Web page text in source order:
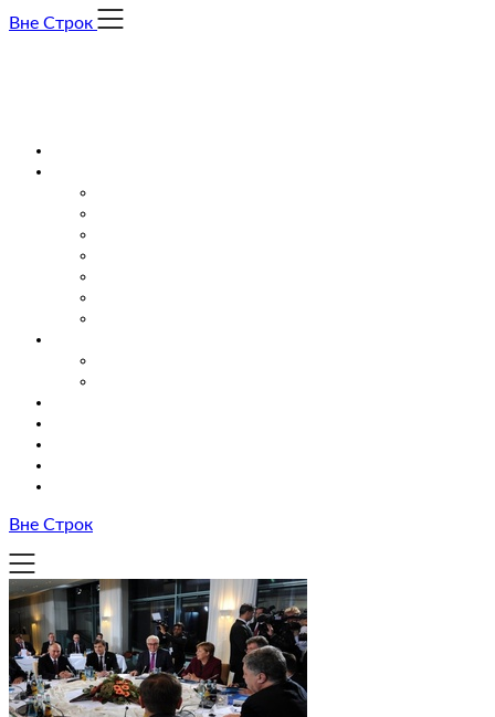
Skip
Вне Строк
Вне Строк